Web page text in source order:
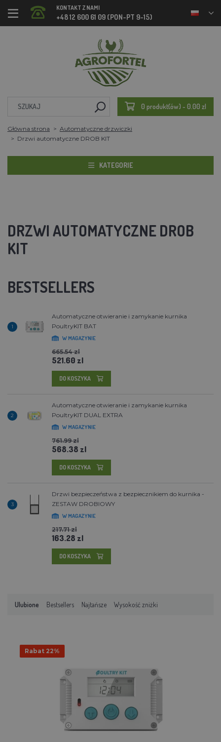
KONTAKT Z NAMI
+48 12 600 61 09 (PON-PT 9-15)
0 produkt(ów) - 0.00 zl
Główna strona
Automatyczne drzwiczki
Drzwi automatyczne DROB KIT
KATEGORIE
DRZWI AUTOMATYCZNE DROB
KIT
BESTSELLERS
1
Automatyczne otwieranie i zamykanie kurnika
PoultryKIT BAT
W MAGAZYNIE
665.54 zl
521.60 zl
DO KOSZYKA
2
Automatyczne otwieranie i zamykanie kurnika
PoultryKIT DUAL EXTRA
W MAGAZYNIE
761.99 zl
568.38 zl
DO KOSZYKA
3
Drzwi bezpieczeństwa z bezpiecznikiem do kurnika -
ZESTAW DROBIOWY
W MAGAZYNIE
217.71 zl
163.28 zl
DO KOSZYKA
Ulubione Bestsellers Najtańsze Wysokość zniżki
Rabat 22%